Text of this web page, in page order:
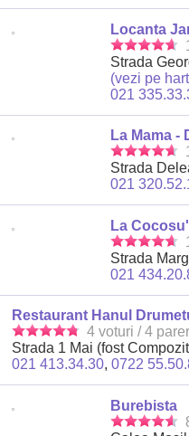
Locanta
Strada
(vezi pe
021
La Mama -
Strada
021
La
Strada
021
Restaurant Hanul
4 voturi / 4
Strada 1 Mai (fost
021 413.34.30,0722
Burebista